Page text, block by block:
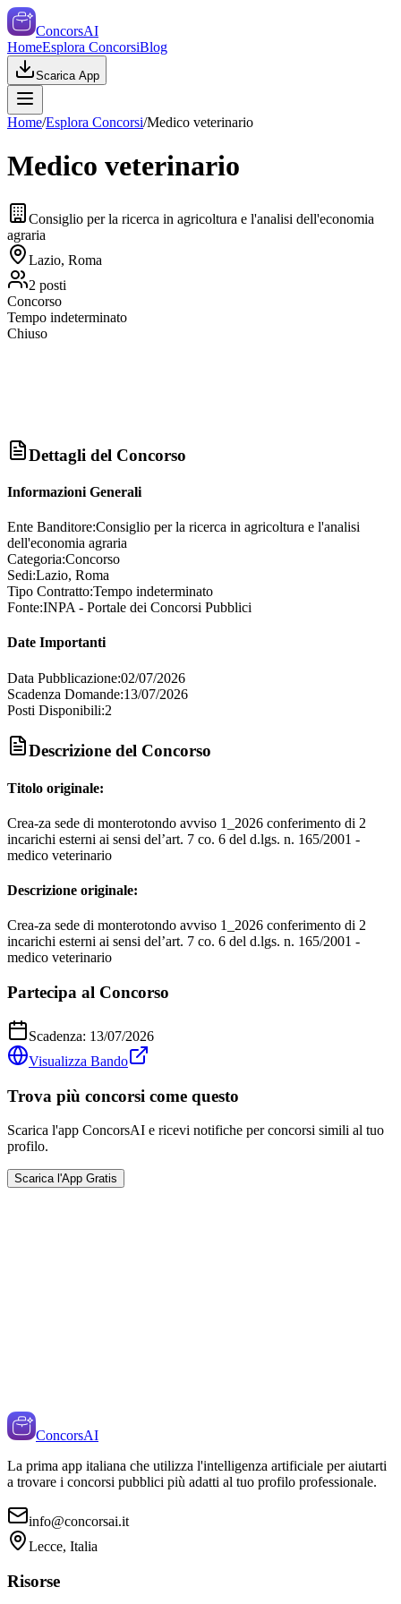
ConcorsAI
HomeEsplora ConcorsiBlog
Scarica App
Home/Esplora Concorsi/Medico veterinario
Medico veterinario
Consiglio per la ricerca in agricoltura e l'analisi dell'economia
agraria
Lazio, Roma
2 posti
Concorso
Tempo indeterminato
Chiuso
Dettagli del Concorso
Informazioni Generali
Ente Banditore:Consiglio per la ricerca in agricoltura e l'analisi
dell'economia agraria
Categoria:Concorso
Sedi:Lazio, Roma
Tipo Contratto:Tempo indeterminato
Fonte:INPA - Portale dei Concorsi Pubblici
Date Importanti
Data Pubblicazione:02/07/2026
Scadenza Domande:13/07/2026
Posti Disponibili:2
Descrizione del Concorso
Titolo originale:
Crea-za sede di monterotondo avviso 1_2026 conferimento di 2
incarichi esterni ai sensi del’art. 7 co. 6 del d.lgs. n. 165/2001 -
medico veterinario
Descrizione originale:
Crea-za sede di monterotondo avviso 1_2026 conferimento di 2
incarichi esterni ai sensi del’art. 7 co. 6 del d.lgs. n. 165/2001 -
medico veterinario
Partecipa al Concorso
Scadenza: 13/07/2026
Visualizza Bando
Trova più concorsi come questo
Scarica l'app ConcorsAI e ricevi notifiche per concorsi simili al tuo
profilo.
Scarica l'App Gratis
ConcorsAI
La prima app italiana che utilizza l'intelligenza artificiale per aiutarti
a trovare i concorsi pubblici più adatti al tuo profilo professionale.
info@concorsai.it
Lecce, Italia
Risorse